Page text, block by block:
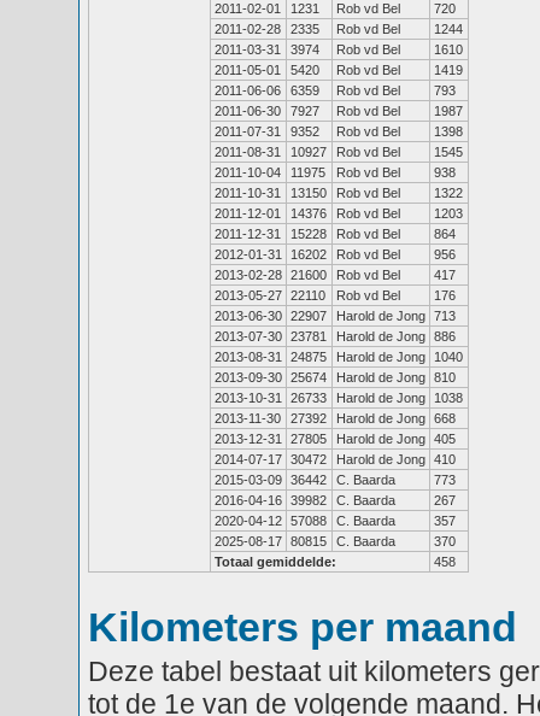
2011-02-01
1231 Rob vd Bel
720
2011-02-28
2335 Rob vd Bel
1244
2011-03-31
3974 Rob vd Bel
1610
2011-05-01
5420 Rob vd Bel
1419
2011-06-06
6359 Rob vd Bel
793
2011-06-30
7927 Rob vd Bel
1987
2011-07-31
9352 Rob vd Bel
1398
2011-08-31
10927 Rob vd Bel
1545
2011-10-04
11975 Rob vd Bel
938
2011-10-31
13150 Rob vd Bel
1322
2011-12-01
14376 Rob vd Bel
1203
2011-12-31
15228 Rob vd Bel
864
2012-01-31
16202 Rob vd Bel
956
2013-02-28 21600 Rob vd Bel
417
2013-05-27 22110 Rob vd Bel
176
2013-06-30 22907 Harold de Jong 713
2013-07-30 23781 Harold de Jong 886
2013-08-31
24875 Harold de Jong
1040
2013-09-30 25674 Harold de Jong 810
2013-10-31
26733 Harold de Jong
1038
2013-11-30
27392 Harold de Jong 668
2013-12-31
27805 Harold de Jong 405
2014-07-17 30472 Harold de Jong 410
2015-03-09 36442 C. Baarda
773
2016-04-16 39982 C. Baarda
267
2020-04-12 57088 C. Baarda
357
2025-08-17 80815 C. Baarda
370
Totaal gemiddelde:
458
Kilometers per maand
Deze tabel bestaat uit kilometers
tot de 1e van de volgende maand.